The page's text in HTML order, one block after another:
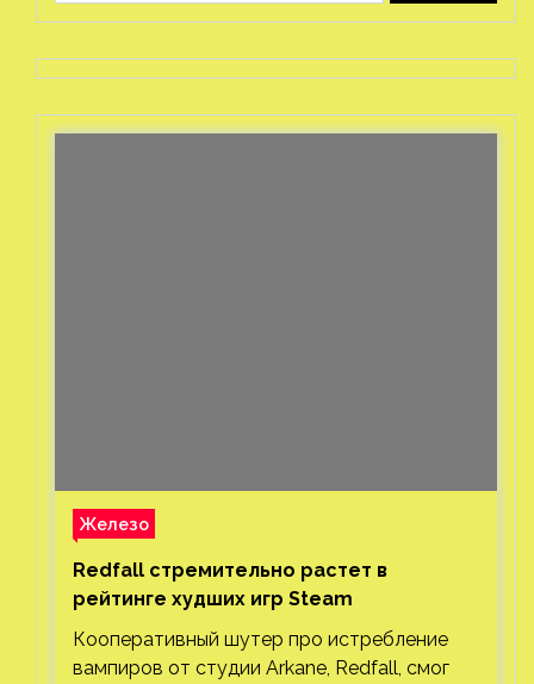
Железо
Redfall стремительно растет в
рейтинге худших игр Steam
Кооперативный шутер про истребление
вампиров от студии Arkane, Redfall, смог